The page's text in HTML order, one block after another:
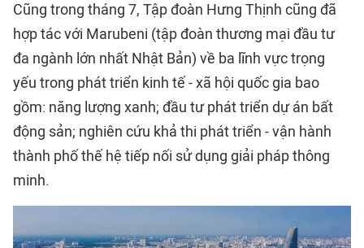
Cũng trong tháng 7, Tập đoàn Hưng Thịnh cũng đã
hợp tác với Marubeni (tập đoàn thương mại đầu tư
đa ngành lớn nhất Nhật Bản) về ba lĩnh vực trọng
yếu trong phát triển kinh tế - xã hội quốc gia bao
gồm: năng lượng xanh; đầu tư phát triển dự án bất
động sản; nghiên cứu khả thi phát triển - vận hành
thành phố thế hệ tiếp nối sử dụng giải pháp thông
minh.